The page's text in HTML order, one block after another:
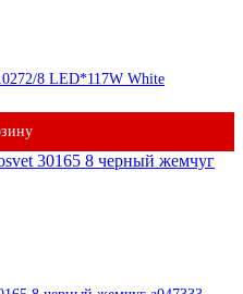
8 LED*117W White